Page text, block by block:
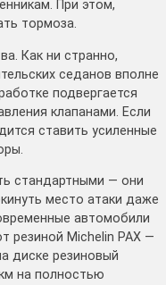
При этом,
тормоза.
Как ни странно,
седанов вполне
подвергается
клапанами. Если
ставить усиленные
стандартными — они
место атаки даже
автомобили
резиной Michelin РАХ —
диске резиновый
на полностью